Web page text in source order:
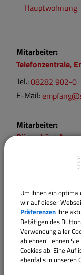
Hauptwohnung
Mitarbeiter:
Telefonzentrale,
Tel.:08282 902-0
E-Mail:
Mitarbeiter:
Bürgerbüro
08282 902-11
Mitarbeiter:
Bürgerbüro
Tel.:08282 902-12
E-Mail:
Um Ihnen ein
wir auf dieser
Präferenzen Ihre
Betätigen des
Verwendung aller
ablehnen" lehnen
Cookies ab. Eine
ebenfalls in unseren